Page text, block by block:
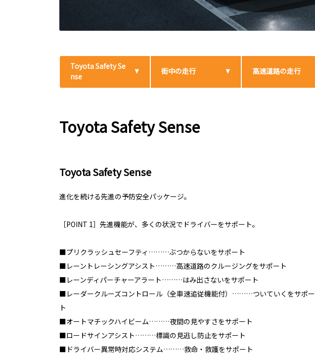
Toyota Safety Se
nse
街中の走行 高速道路の走行
Toyota Safety Sense
Toyota Safety Sense
進化を続ける先進の予防安全パッケージ。
［POINT 1］先進機能が、多くの状況でドライバーをサポート。
■プリクラッシュセーフティ………ぶつからないをサポート
■レーントレーシングアシスト………高速道路のクルージングをサポート
■レーンディパーチャーアラート………はみ出さないをサポート
■レーダークルーズコントロール（全車速追従機能付）………ついていくをサポー
ト
■オートマチックハイビーム………夜間の見やすさをサポート
■ロードサインアシスト………標識の見逃し防止をサポート
■ドライバー異常時対応システム………救命・救護をサポート